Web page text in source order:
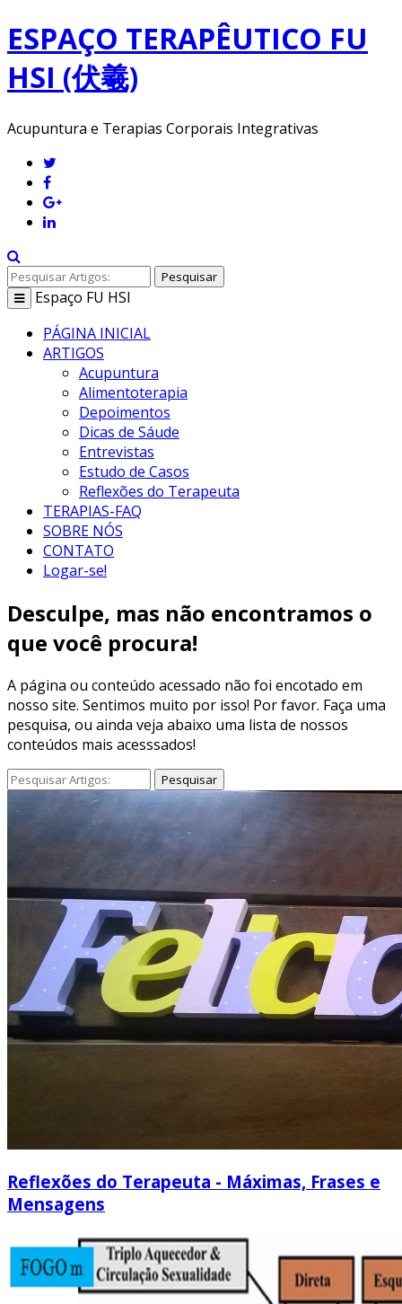
ESPAÇO TERAPÊUTICO FU
HSI (伏羲)
Acupuntura e Terapias Corporais Integrativas
Pesquisar
Toggle
navigation
Espaço FU HSI
PÁGINA INICIAL
ARTIGOS
Acupuntura
Alimentoterapia
Depoimentos
Dicas de Sáude
Entrevistas
Estudo de Casos
Reflexões do Terapeuta
TERAPIAS-FAQ
SOBRE NÓS
CONTATO
Logar-se!
Desculpe, mas não encontramos o
que você procura!
A página ou conteúdo acessado não foi encotado em
nosso site. Sentimos muito por isso! Por favor. Faça uma
pesquisa, ou ainda veja abaixo uma lista de nossos
conteúdos mais acesssados!
Pesquisar
Reflexões do Terapeuta - Máximas, Frases e
Mensagens